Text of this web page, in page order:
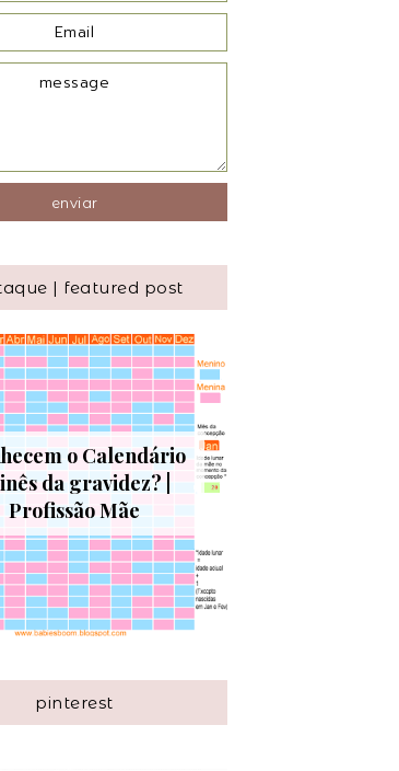
| featured post
o Calendário
da gravidez? |
Profissão Mãe
pinterest